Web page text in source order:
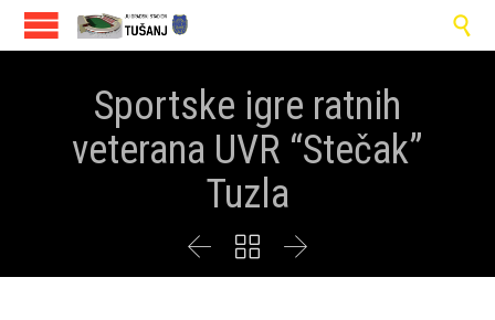

Sportske igre ratnih
veterana UVR “Stečak”
Tuzla
  